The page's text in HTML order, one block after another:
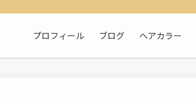
プロフィール ブログ ヘアカラー